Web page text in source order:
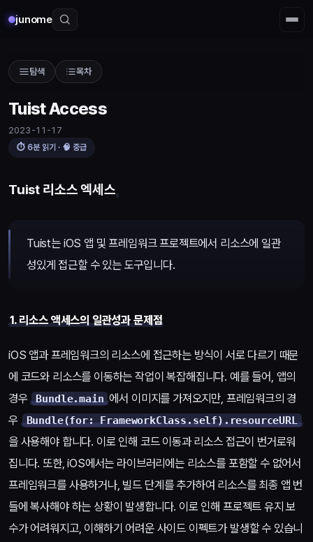
junome
탐색 목차
Tuist Access
2023-11-17
⏱ 6분 읽기 · 🧠 중급
Tuist 리소스 엑세스
Tuist는 iOS 앱 및 프레임워크 프로젝트에서 리소스에 일관
성있게 접근할 수 있는 도구입니다.
1. 리소스 액세스의 일관성과 문제점
iOS 앱과 프레임워크의 리소스에 접근하는 방식이 서로 다르기 때문
에 코드와 리소스를 이동하는 작업이 복잡해집니다. 예를 들어, 앱의
경우 Bundle.main 에서 이미지를 가져오지만, 프레임워크의 경
우
Bundle(for: FrameworkClass.self).resourceURL
을 사용해야 합니다. 이로 인해 코드 이동과 리소스 접근이 번거로워
집니다. 또한, iOS에서는 라이브러리에는 리소스를 포함할 수 없어서
프레임워크를 사용하거나, 빌드 단계를 추가하여 리소스를 최종 앱 번
들에 복사해야 하는 상황이 발생합니다. 이로 인해 프로젝트 유지 보
수가 어려워지고, 이해하기 어려운 사이드 이펙트가 발생할 수 있습니